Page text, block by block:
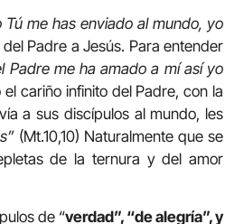
Tú me has enviado al mundo, yo
Padre a Jesús. Para entender
Padre me ha amado a mí así yo
cariño infinito del Padre, con la
a sus discípulos al mundo, les
(Mt.10,10) Naturalmente que se
de la ternura y del amor
de “verdad”, “de alegría”, y